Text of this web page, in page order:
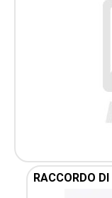
RACCORDO